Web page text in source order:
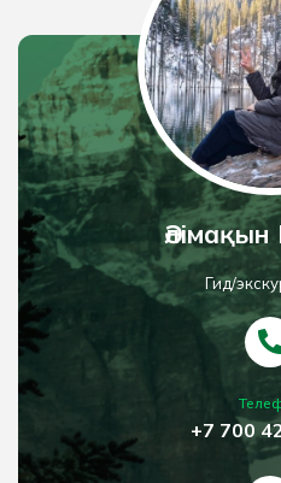
Гид/
+7 700